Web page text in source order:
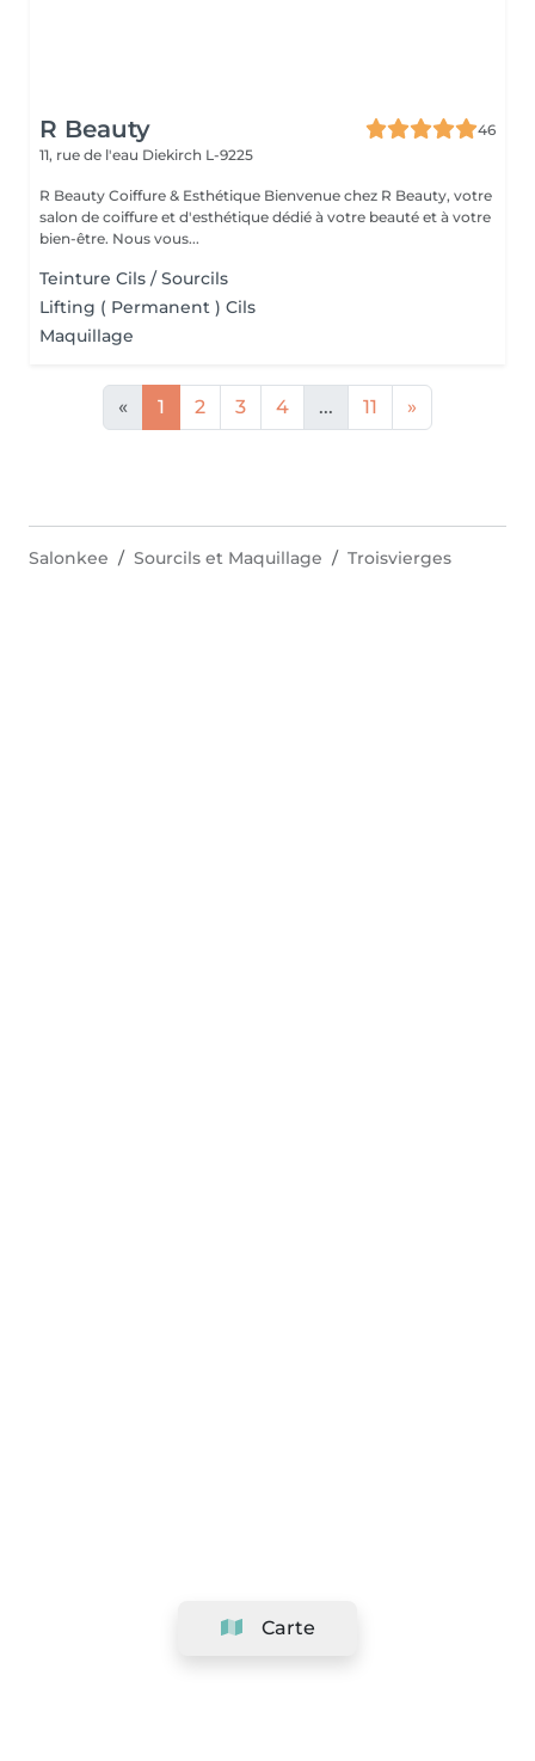
R Beauty
46
11, rue de l'eau Diekirch L-9225
R Beauty Coiffure & Esthétique Bienvenue chez R Beauty, votre
salon de coiffure et d'esthétique dédié à votre beauté et à votre
bien-être. Nous vous...
Teinture Cils / Sourcils
Lifting ( Permanent ) Cils
Maquillage
« 1 2 3 4 ... 11 »
Carte
Salonkee Sourcils et Maquillage Troisvierges